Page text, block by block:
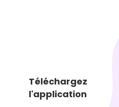
Téléchargez
l'application